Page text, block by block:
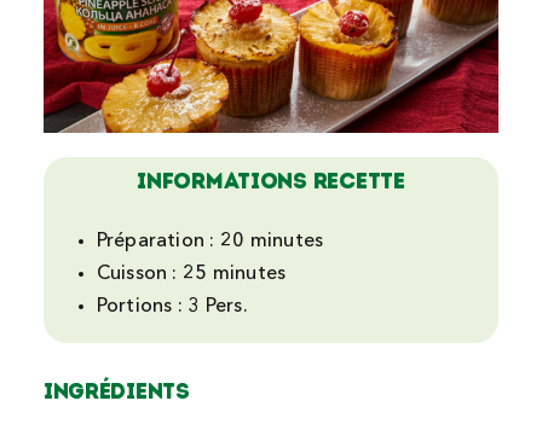
Informations recette
Préparation : 20 minutes
Cuisson : 25 minutes
Portions : 3 Pers.
Ingrédients